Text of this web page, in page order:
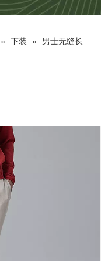
» 下装 »
男士无缝长